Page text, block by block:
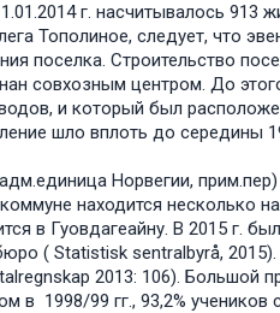
г. насчитывалось 913
Тополиное, следует, что
поселка. Строительство
совхозным центром. До
и который был
шло вплоть до середины
Норвегии,
находится несколько
в Гуовдагеайну. В 2015 г.
( Statistisk sentralbyrå,
2013: 106). Большой
в 1998/99 гг., 93,2%